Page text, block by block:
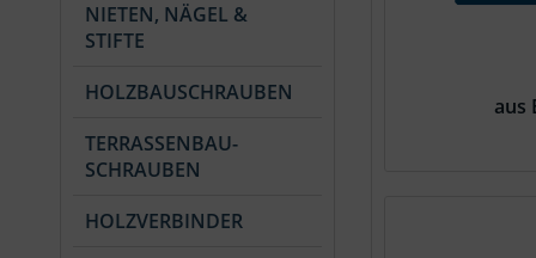
NIETEN, NÄGEL &
STIFTE
HOLZBAUSCHRAUBEN
TERRASSENBAU-
SCHRAUBEN
HOLZVERBINDER
aus